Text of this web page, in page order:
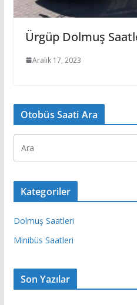
Ürgüp Dolmuş
Aralık 17, 2023
Otobüs Saati Ara
Kategoriler
Dolmuş Saatleri
Minibüs Saatleri
Son Yazılar